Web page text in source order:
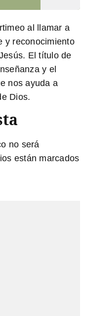
al llamar a
y reconocimiento
El título de
y el
nos ayuda a
Dios.
no será
están marcados